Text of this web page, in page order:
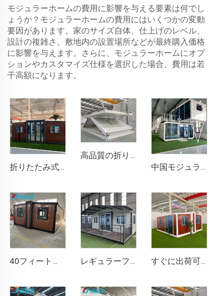
モジュラーホームの費用に影響を与える要素は何でし
ょうか？モジュラーホームの費用にはいくつかの変動
要因があります。家のサイズ自体、仕上げのレベル、
設計の複雑さ、敷地内の設置場所などが最終購入価格
に影響を与えます。さらに、モジュラーホームにオプ
ションやカスタマイズ仕様を選択した場合、費用は若
干高額になります。
折りたたみ式ハウス 20フィート 40フィート プレハブ ポータブル コンテナ ホーム 拡張可能 モバイルハウス 3ベッドルーム モジュラー プレハブ 拡張可能ハウス
高品質の折りたたみ式デタッチZ型モバイルホームプレハブフラットパックハウス折りたたみ式コンテナハウス鉱山キャンプオフィス用
中国モジュラー住宅カプセルハウス価格プレハブアップルキャビン販売20フィート
40フィートの高級プレハブコンテナハウス。4つのベッドルーム、バスルーム、キッチン付き。すぐに入居可能。 レギュラーファスト拡張中国品質コンテナプレハブ住宅20/40フィートモダン拡張可能コンテナハウスバスルーム付き すぐに出荷可能な40フィート20フィートの高級軽量スチールヴィラフルバスルームプレハブ拡張可能コンテナハウス価格プレハブ住宅